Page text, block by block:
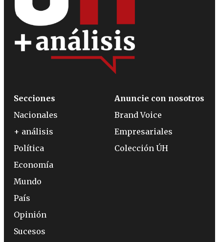
Secciones
Nacionales
+ análisis
Política
Economía
Mundo
País
Opinión
Sucesos
Anuncie con nosotros
Brand Voice
Empresariales
Colección ÚH